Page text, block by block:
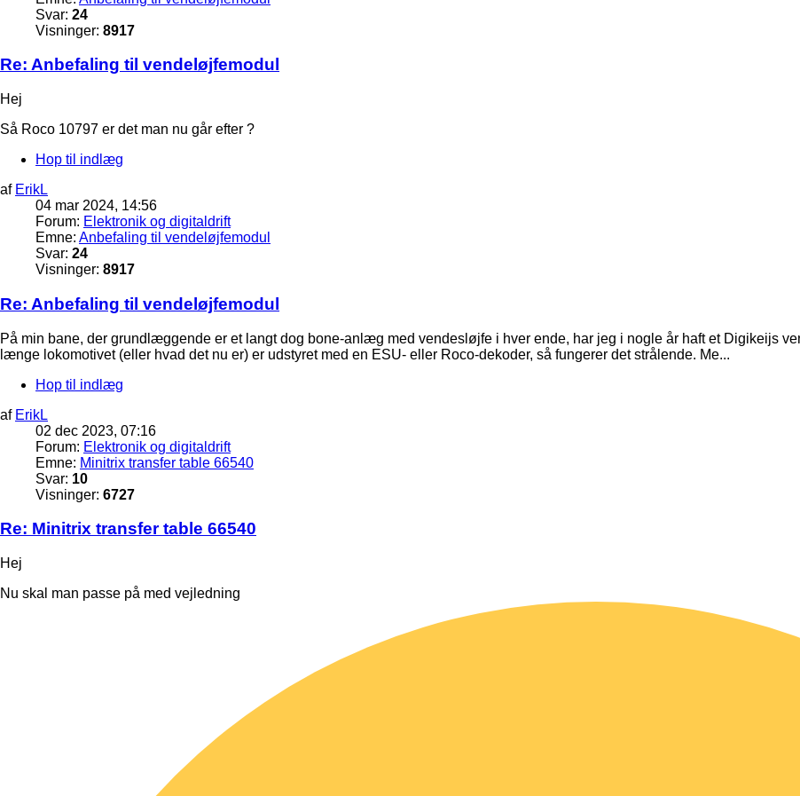
Svar: 24
Visninger: 8917
Re: Anbefaling til vendeløjfemodul
Hej
Så Roco 10797 er det man nu går efter ?
Hop til indlæg
af ErikL
04 mar 2024, 14:56
Forum: Elektronik og digitaldrift
Emne: Anbefaling til vendeløjfemodul
Svar: 24
Visninger: 8917
Re: Anbefaling til vendeløjfemodul
På min bane, der grundlæggende er et langt dog bone-anlæg med vendesløjfe i hver ende, har jeg i nogle år haft et Digikeijs
længe lokomotivet (eller hvad det nu er) er udstyret med en ESU- eller Roco-dekoder, så fungerer det strålende. Me...
Hop til indlæg
af ErikL
02 dec 2023, 07:16
Forum: Elektronik og digitaldrift
Emne: Minitrix transfer table 66540
Svar: 10
Visninger: 6727
Re: Minitrix transfer table 66540
Hej
Nu skal man passe på med vejledning